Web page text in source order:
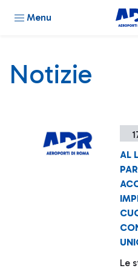
Menu
Notizie
AL
Le